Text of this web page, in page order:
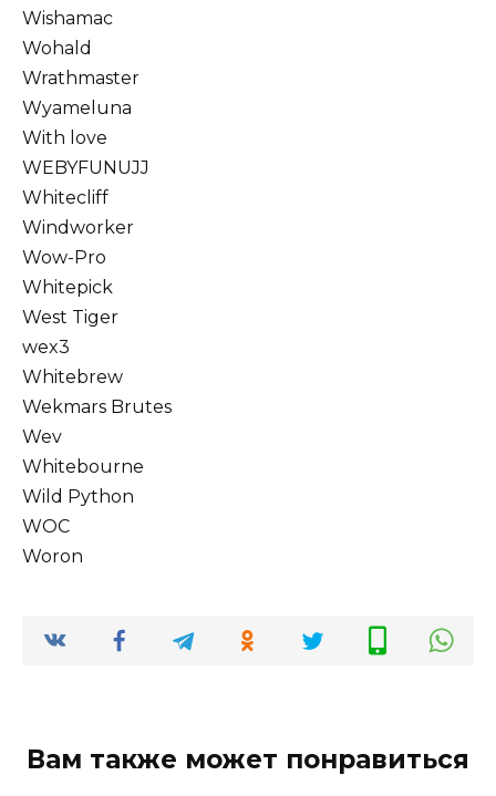
Wishamac
Wohald
Wrathmaster
Wyameluna
With love
WEBYFUNUJJ
Whitecliff
Windworker
Wow-Pro
Whitepick
West Tiger
wex3
Whitebrew
Wekmars Brutes
Wev
Whitebourne
Wild Python
WOC
Woron
Вам также может понравиться